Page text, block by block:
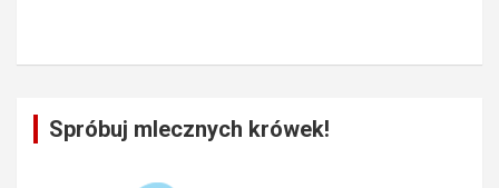
Spróbuj mlecznych krówek!